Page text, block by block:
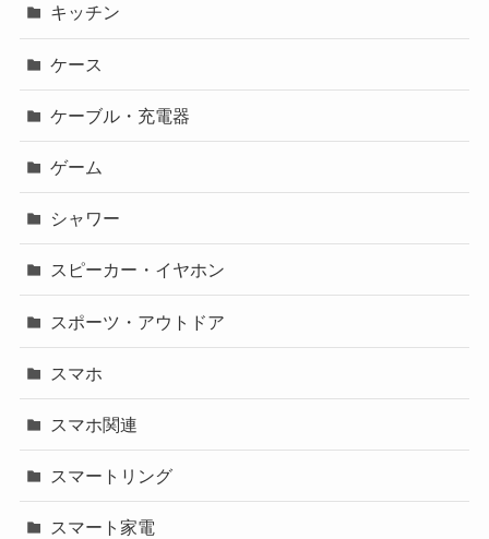
キッチン
ケース
ケーブル・充電器
ゲーム
シャワー
スピーカー・イヤホン
スポーツ・アウトドア
スマホ
スマホ関連
スマートリング
スマート家電